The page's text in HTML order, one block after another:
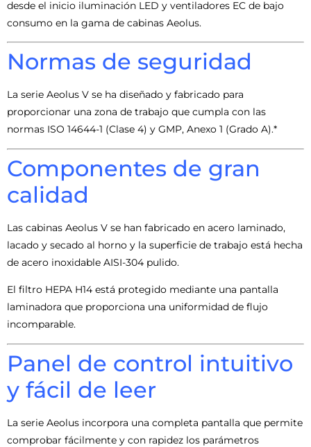
desde el inicio iluminación LED y ventiladores EC de bajo
consumo en la gama de cabinas Aeolus.
Normas de seguridad
La serie Aeolus V se ha diseñado y fabricado para
proporcionar una zona de trabajo que cumpla con las
normas ISO 14644-1 (Clase 4) y GMP, Anexo 1 (Grado A).*
Componentes de gran
calidad
Las cabinas Aeolus V se han fabricado en acero laminado,
lacado y secado al horno y la superficie de trabajo está hecha
de acero inoxidable AISI-304 pulido.
El filtro HEPA H14 está protegido mediante una pantalla
laminadora que proporciona una uniformidad de flujo
incomparable.
Panel de control intuitivo
y fácil de leer
La serie Aeolus incorpora una completa pantalla que permite
comprobar fácilmente y con rapidez los parámetros